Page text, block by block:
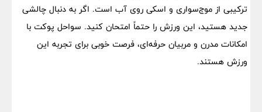
ترکیبی از موج‌سواری و اسکی روی آب است. اگر به دنبال چالشی
جدید هستید، این ورزش را حتماً امتحان کنید. سواحل پوکت با
امکانات مدرن و مربیان حرفه‌ای، فرصت خوبی برای تجربه این
ورزش هستند.